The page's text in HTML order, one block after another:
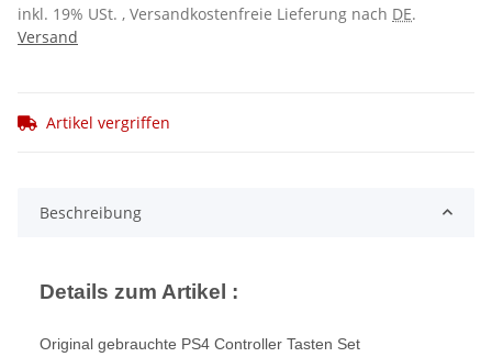
inkl. 19% USt. , Versandkostenfreie Lieferung nach DE.
Versand
Artikel vergriffen
Beschreibung
Details zum Artikel :
Original gebrauchte PS4 Controller Tasten Set